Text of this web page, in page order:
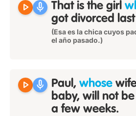
play_arrow mic That is the girl
got divorced
(Esa es la chica cuyos
el año pasado.)
play_arrow mic Paul, whose
baby, will not
a few weeks.